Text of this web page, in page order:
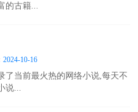
的古籍...
2024-10-16
了当前最火热的网络小说,每天不
说...